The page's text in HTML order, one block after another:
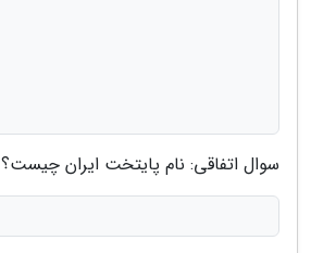
سوال اتفاقی: نام پایتخت ایران چیست؟